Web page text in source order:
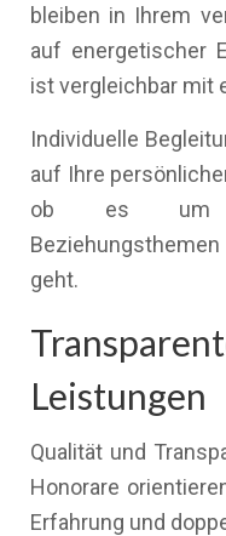
bleiben in Ihrem
auf energetischer
ist vergleichbar mit
Individuelle
auf Ihre
ob es um
geht.
Leistungen
Qualität und
Honorare
Erfahrung und